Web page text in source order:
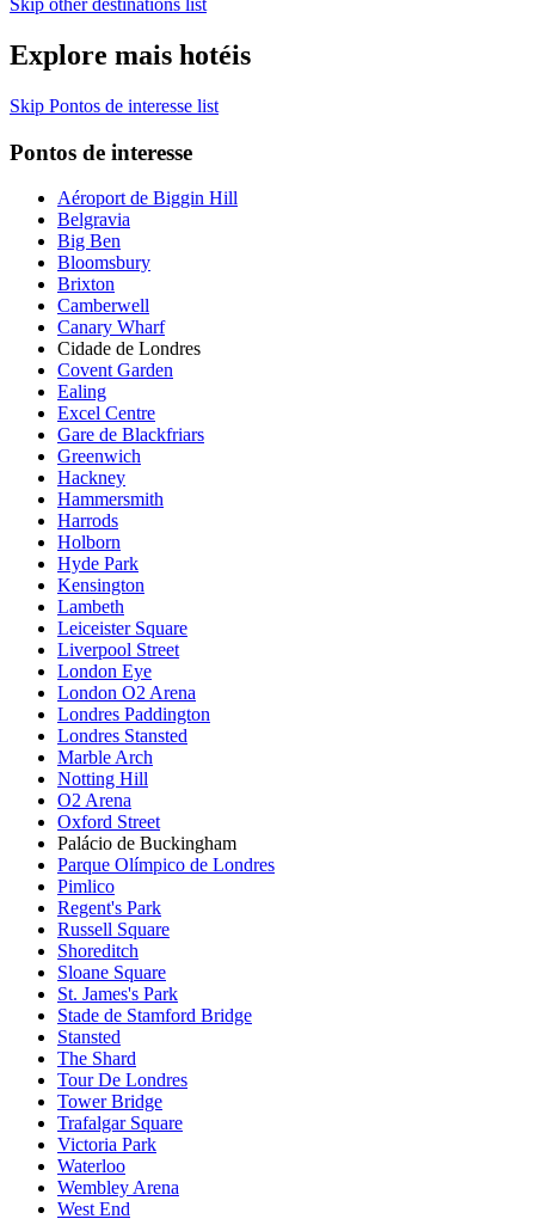
Skip other destinations list
Explore mais hotéis
Skip Pontos de interesse list
Pontos de interesse
Aéroport de Biggin Hill
Belgravia
Big Ben
Bloomsbury
Brixton
Camberwell
Canary Wharf
Cidade de Londres
Covent Garden
Ealing
Excel Centre
Gare de Blackfriars
Greenwich
Hackney
Hammersmith
Harrods
Holborn
Hyde Park
Kensington
Lambeth
Leiceister Square
Liverpool Street
London Eye
London O2 Arena
Londres Paddington
Londres Stansted
Marble Arch
Notting Hill
O2 Arena
Oxford Street
Palácio de Buckingham
Parque Olímpico de Londres
Pimlico
Regent's Park
Russell Square
Shoreditch
Sloane Square
St. James's Park
Stade de Stamford Bridge
Stansted
The Shard
Tour De Londres
Tower Bridge
Trafalgar Square
Victoria Park
Waterloo
Wembley Arena
West End